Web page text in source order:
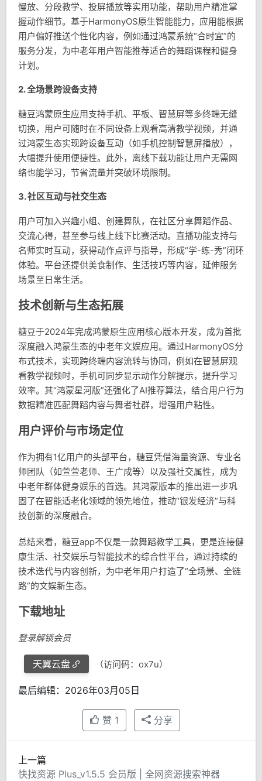
慢放、分段教学、投屏播放等实用功能，帮助用户精准掌
握动作细节。基于HarmonyOS原生智能能力，应用能根据
用户偏好推送个性化内容，例如通过鸿蒙系统“合时宜”的
服务分发，为中老年用户智能推荐适合的舞蹈课程和健身
计划。
2.全场景跨设备支持
糖豆鸿蒙原生应用支持手机、平板、智慧屏等多终端无缝
切换，用户可随时在不同设备上观看高清教学视频，并通
过鸿蒙生态实现跨设备互动（如手机控制智慧屏播放），
大幅提升使用便捷性。此外，离线下载功能让用户无需网
络也能学习，节省流量并突破环境限制。
3.社区互动与社交生态
用户可加入兴趣小组、创建舞队，在社区分享舞蹈作品、
交流心得，甚至参与线上线下比赛活动。直播功能支持与
名师实时互动，获得动作点评与指导，形成“学-练-秀”闭环
体验。平台还提供美食制作、生活技巧等内容，延伸服务
场景至日常生活。
技术创新与生态拓展
糖豆于2024年完成鸿蒙原生应用核心版本开发，成为首批
深度融入鸿蒙生态的中老年文娱应用。通过HarmonyOS分
布式技术，实现跨终端内容流转与协同，例如在智慧屏观
看教学视频时，手机可同步显示动作分解提示，提升学习
效率。其“鸿蒙星河版”还强化了AI推荐算法，结合用户行为
数据精准匹配舞蹈内容与舞者社群，增强用户粘性。
用户评价与市场定位
作为拥有1亿用户的头部平台，糖豆凭借海量资源、专业名
师团队（如萱萱老师、王广成等）以及强社交属性，成为
中老年群体健身娱乐的首选。其鸿蒙版本的推出进一步巩
固了在智能适老化领域的领先地位，推动“银发经济”与科
技创新的深度融合。
总结来看，糖豆app不仅是一款舞蹈教学工具，更是连接健
康生活、社交娱乐与智能技术的综合性平台，通过持续的
技术迭代与内容创新，为中老年用户打造了“全场景、全链
路”的文娱新生态。
下载地址
登录解锁会员
天翼云盘 （访问码：ox7u）
最后编辑：2026年03月05日
赞 1 分享
上一篇
快找资源 Plus_v1.5.5 会员版 | 全网资源搜索神器